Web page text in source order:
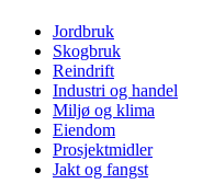
Jordbruk
Skogbruk
Reindrift
Industri og handel
Miljø og klima
Eiendom
Prosjektmidler
Jakt og fangst